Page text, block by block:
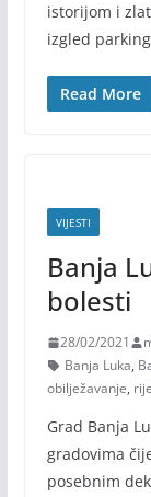
istorijom i
izgled
Read More
VIJESTI
Banja
bolesti
28/02/2021
Banja Luka,
obilježavanje,
Grad Banja
gradovima
posebnim